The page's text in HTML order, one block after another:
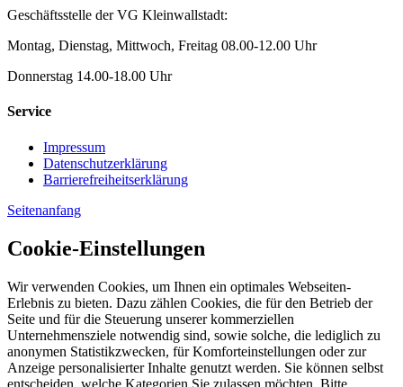
Geschäftsstelle der VG Kleinwallstadt:
Montag, Dienstag, Mittwoch, Freitag 08.00-12.00 Uhr
Donnerstag 14.00-18.00 Uhr
Service
Impressum
Datenschutzerklärung
Barrierefreiheitserklärung
Seitenanfang
Cookie-Einstellungen
Wir verwenden Cookies, um Ihnen ein optimales Webseiten-
Erlebnis zu bieten. Dazu zählen Cookies, die für den Betrieb der
Seite und für die Steuerung unserer kommerziellen
Unternehmensziele notwendig sind, sowie solche, die lediglich zu
anonymen Statistikzwecken, für Komforteinstellungen oder zur
Anzeige personalisierter Inhalte genutzt werden. Sie können selbst
entscheiden, welche Kategorien Sie zulassen möchten. Bitte